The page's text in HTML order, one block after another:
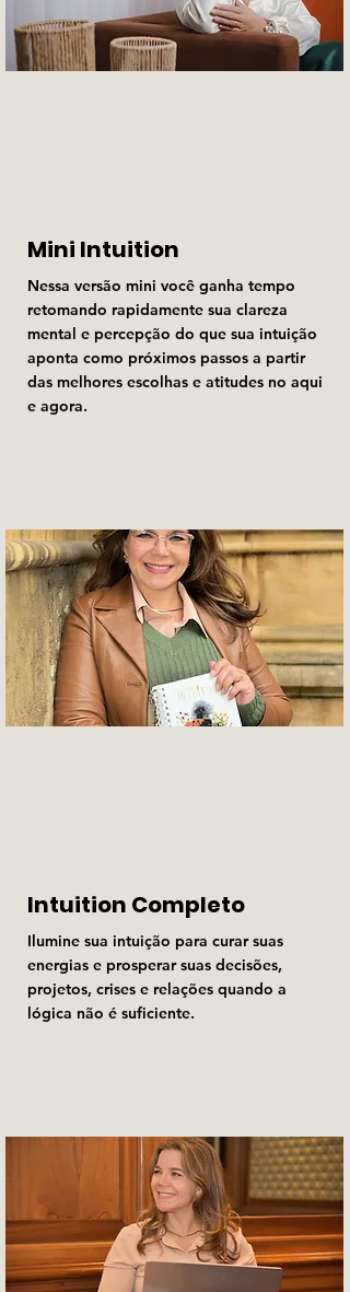
Mini Intuition
Nessa versão mini você ganha tempo
retomando rapidamente sua clareza
mental e percepção do que sua intuição
aponta como próximos passos a partir
das melhores escolhas e atitudes no aqui
e agora.
Intuition Completo
Ilumine sua intuição para curar suas
energias e prosperar suas decisões,
projetos, crises e relações quando a
lógica não é suficiente.